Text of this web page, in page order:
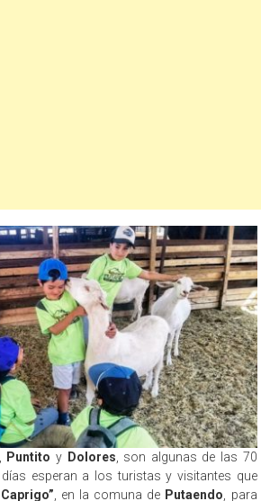
Puntito y Dolores , son algunas de las 70
esperan a los turistas y visitantes que
, en la comuna de Putaendo , para